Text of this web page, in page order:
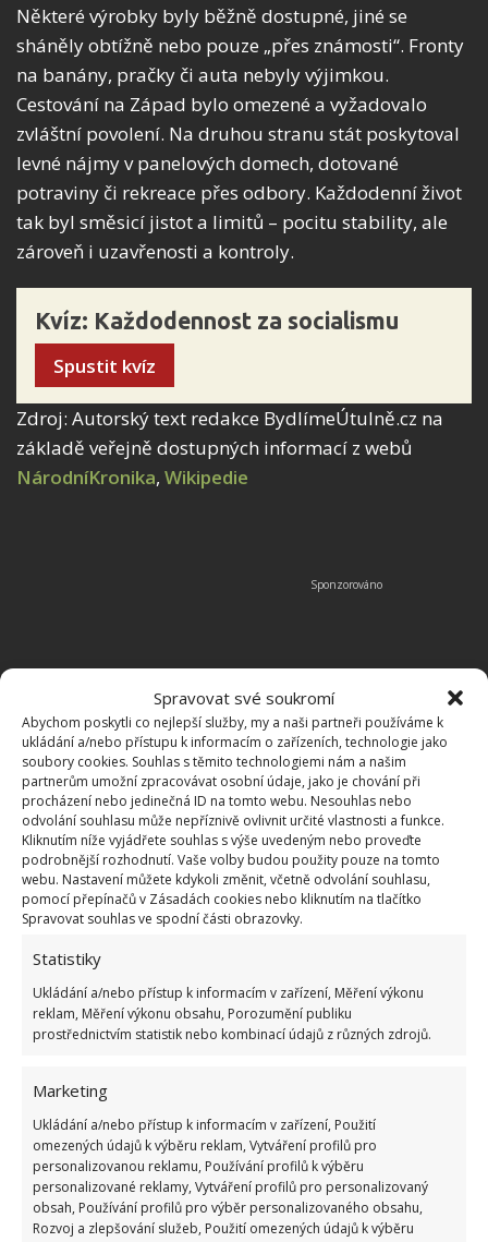
Spravovat své soukromí
Abychom poskytli co nejlepší služby, my a naši partneři používáme k
ukládání a/nebo přístupu k informacím o zařízeních, technologie jako
soubory cookies. Souhlas s těmito technologiemi nám a našim
partnerům umožní zpracovávat osobní údaje, jako je chování při
procházení nebo jedinečná ID na tomto webu. Nesouhlas nebo
odvolání souhlasu může nepříznivě ovlivnit určité vlastnosti a funkce.
Kliknutím níže vyjádřete souhlas s výše uvedeným nebo proveďte
podrobnější rozhodnutí. Vaše volby budou použity pouze na tomto
webu. Nastavení můžete kdykoli změnit, včetně odvolání souhlasu,
pomocí přepínačů v Zásadách cookies nebo kliknutím na tlačítko
Spravovat souhlas ve spodní části obrazovky.
Statistiky
Ukládání a/nebo přístup k informacím v zařízení, Měření výkonu
reklam, Měření výkonu obsahu, Porozumění publiku
prostřednictvím statistik nebo kombinací údajů z různých zdrojů.
Marketing
Ukládání a/nebo přístup k informacím v zařízení, Použití
omezených údajů k výběru reklam, Vytváření profilů pro
personalizovanou reklamu, Používání profilů k výběru
personalizované reklamy, Vytváření profilů pro personalizovaný
obsah, Používání profilů pro výběr personalizovaného obsahu,
Rozvoj a zlepšování služeb, Použití omezených údajů k výběru
Některé výrobky byly běžně dostupné, jiné se
sháněly obtížně nebo pouze „přes známosti“. Fronty
na banány, pračky či auta nebyly výjimkou.
Cestování na Západ bylo omezené a vyžadovalo
zvláštní povolení. Na druhou stranu stát poskytoval
levné nájmy v panelových domech, dotované
potraviny či rekreace přes odbory. Každodenní život
tak byl směsicí jistot a limitů – pocitu stability, ale
zároveň i uzavřenosti a kontroly.
Kvíz: Každodennost za socialismu
Spustit kvíz
Zdroj: Autorský text redakce BydlímeÚtulně.cz na
základě veřejně dostupných informací z webů
NárodníKronika, Wikipedie
SOCIALISMUS
KOMENTOVAT
Jiří Kolář
Absolvent České zemědělské
univerzity, který je již od malička